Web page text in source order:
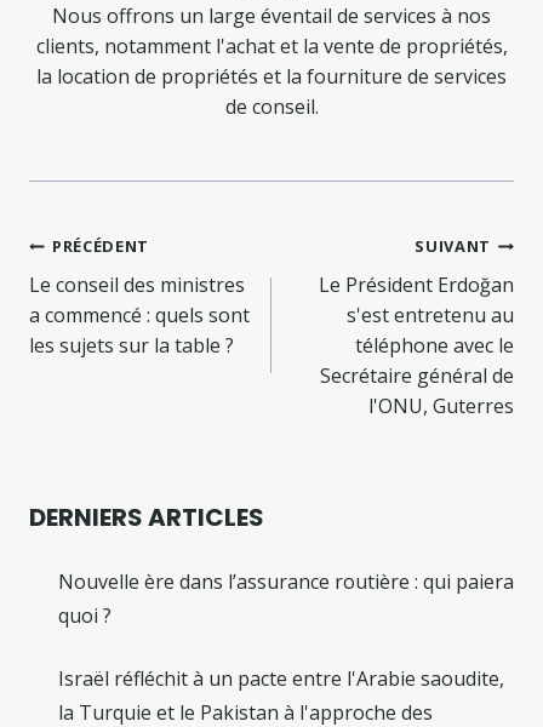
Nous offrons un large éventail de services à nos
clients, notamment l'achat et la vente de propriétés,
la location de propriétés et la fourniture de services
de conseil.
Navigation
de
l’article
PRÉCÉDENT
Le conseil des ministres
a commencé : quels sont
les sujets sur la table ?
SUIVANT
Le Président Erdoğan
s'est entretenu au
téléphone avec le
Secrétaire général de
l'ONU, Guterres
DERNIERS ARTICLES
Nouvelle ère dans l’assurance routière : qui paiera
quoi ?
Israël réfléchit à un pacte entre l'Arabie saoudite,
la Turquie et le Pakistan à l'approche des